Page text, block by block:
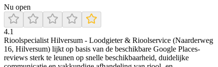
Nu open
4.1
Rioolspecialist Hilversum - Loodgieter & Rioolservice (Naarderweg
16, Hilversum) lijkt op basis van de beschikbare Google Places-
reviews sterk te leunen op snelle beschikbaarheid, duidelijke